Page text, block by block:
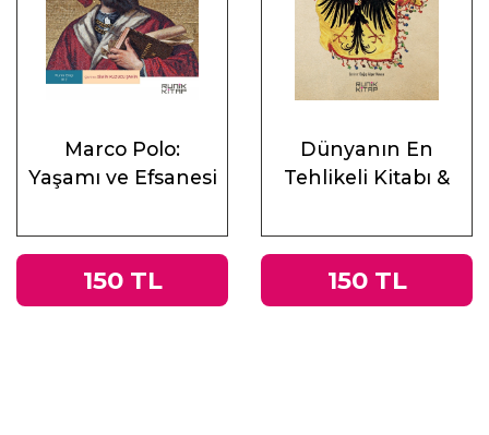
Marco Polo:
Yaşamı ve Efsanesi
150 TL
Dünyanın En
Tehlikeli Kitabı &
İmparatorluğu’ndan
Nazi Almanyası’na
Tacitus’un
150 TL